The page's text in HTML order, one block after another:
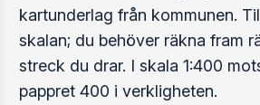
kartunderlag från kommunen.
skalan; du behöver räkna fram
streck du drar. I skala 1:400
pappret 400 i verkligheten.